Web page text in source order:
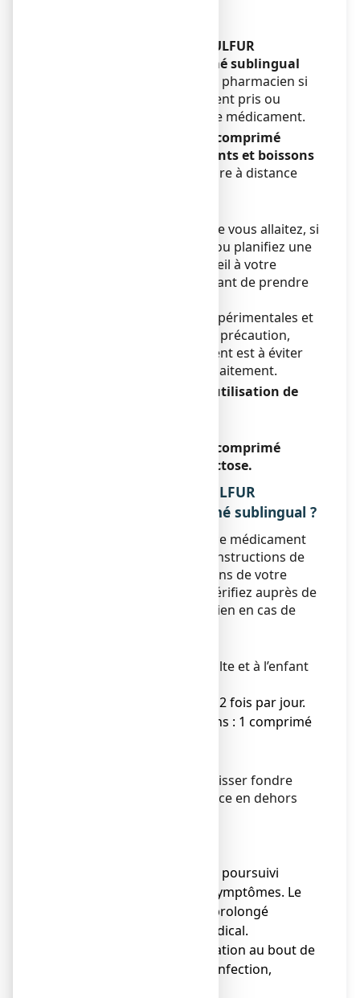
Autres médicaments et SULFUR
COMPLEXE N°12, comprimé sublingual
Informez votre médecin ou pharmacien si
vous prenez, avez récemment pris ou
pourriez prendre tout autre médicament.
SULFUR COMPLEXE N°12, comprimé
sublingual avec des aliments et boissons
Ce médicament est à prendre à distance
Si vous êtes enceinte ou que vous allaitez, si
vous pensez être enceinte ou planifiez une
grossesse, demandez conseil à votre
médecin ou pharmacien avant de prendre
En l’absence de données expérimentales et
cliniques, et par mesure de précaution,
l’utilisation de ce médicament est à éviter
pendant la grossesse et l’allaitement.
Conduite de véhicules et utilisation de
SULFUR COMPLEXE N°12, comprimé
sublingual contient du lactose.
3. COMMENT PRENDRE SULFUR
COMPLEXE N°12, comprimé sublingual ?
Veillez à toujours prendre ce médicament
en suivant exactement les instructions de
cette notice ou les indications de votre
médecin ou pharmacien. Vérifiez auprès de
votre médecin ou pharmacien en cas de
Médicament réservé à l’adulte et à l’enfant
● Adultes : 2 comprimés 2 fois par jour.
● Enfants de plus de 6 ans : 1 comprimé
Comprimé à croquer et à laisser fondre
sous la langue, de préférence en dehors
Le traitement doit être poursuivi
jusqu’à disparition des symptômes. Le
traitement pourra être prolongé
uniquement sur avis médical.
● En l’absence d’amélioration au bout de
7 jours ou en cas de surinfection,